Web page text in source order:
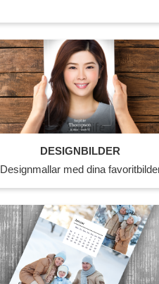
DESIGNBILDER
Designmallar med dina